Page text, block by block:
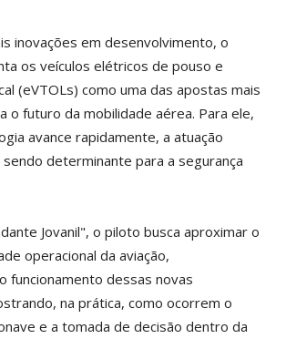
inovações em desenvolvimento, o
os veículos elétricos de pouso e
(eVTOLs) como uma das apostas mais
o futuro da mobilidade aérea. Para ele,
avance rapidamente, a atuação
sendo determinante para a segurança
Jovanil", o piloto busca aproximar o
operacional da aviação,
funcionamento dessas novas
na prática, como ocorrem o
e a tomada de decisão dentro da